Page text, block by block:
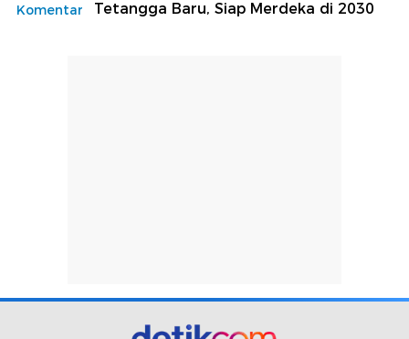
Komentar
Tetangga Baru, Siap Merdeka di 2030